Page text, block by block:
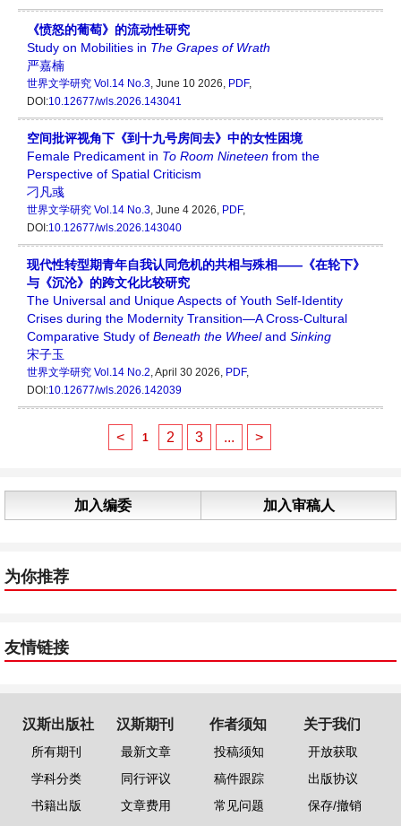
《愤怒的葡萄》的流动性研究
Study on Mobilities in The Grapes of Wrath
严嘉楠
世界文学研究 Vol.14 No.3, June 10 2026, PDF,
DOI:10.12677/wls.2026.143041
空间批评视角下《到十九号房间去》中的女性困境
Female Predicament in To Room Nineteen from the
Perspective of Spatial Criticism
刁凡彧
世界文学研究 Vol.14 No.3, June 4 2026, PDF,
DOI:10.12677/wls.2026.143040
现代性转型期青年自我认同危机的共相与殊相——《在轮下》
与《沉沦》的跨文化比较研究
The Universal and Unique Aspects of Youth Self-Identity
Crises during the Modernity Transition—A Cross-Cultural
Comparative Study of Beneath the Wheeland Sinking
宋子玉
世界文学研究 Vol.14 No.2, April 30 2026, PDF,
DOI:10.12677/wls.2026.142039
< 1 2 3 ... >
加入编委 加入审稿人
为你推荐
友情链接
汉斯出版社
所有期刊
学科分类
书籍出版
汉斯期刊
最新文章
同行评议
文章费用
作者须知
投稿须知
稿件跟踪
常见问题
关于我们
开放获取
出版协议
保存/撤销